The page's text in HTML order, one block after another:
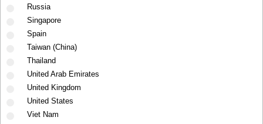
Russia
Singapore
Spain
Taiwan (China)
Thailand
United Arab Emirates
United Kingdom
United States
Viet Nam